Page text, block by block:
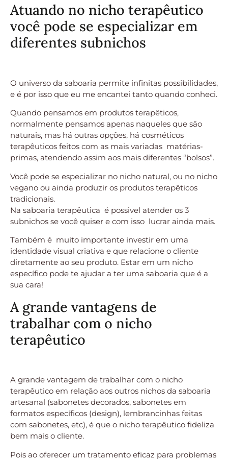
Atuando no nicho terapêutico
você pode se especializar em
diferentes subnichos
O universo da saboaria permite infinitas possibilidades,
e é por isso que eu me encantei tanto quando conheci.
Quando pensamos em produtos terapêticos,
normalmente pensamos apenas naqueles que são
naturais, mas há outras opções, há cosméticos
terapêuticos feitos com as mais variadas matérias-
primas, atendendo assim aos mais diferentes “bolsos”.
Você pode se especializar no nicho natural, ou no nicho
vegano ou ainda produzir os produtos terapêticos
tradicionais.
Na saboaria terapêutica é possivel atender os 3
subnichos se você quiser e com isso lucrar ainda mais.
Também é muito importante investir em uma
identidade visual criativa e que relacione o cliente
diretamente ao seu produto. Estar em um nicho
específico pode te ajudar a ter uma saboaria que é a
sua cara!
A grande vantagens de
trabalhar com o nicho
terapêutico
A grande vantagem de trabalhar com o nicho
terapêutico em relação aos outros nichos da saboaria
artesanal (sabonetes decorados, sabonetes em
formatos específicos (design), lembrancinhas feitas
com sabonetes, etc), é que o nicho terapêutico fideliza
bem mais o cliente.
Pois ao oferecer um tratamento eficaz para problemas